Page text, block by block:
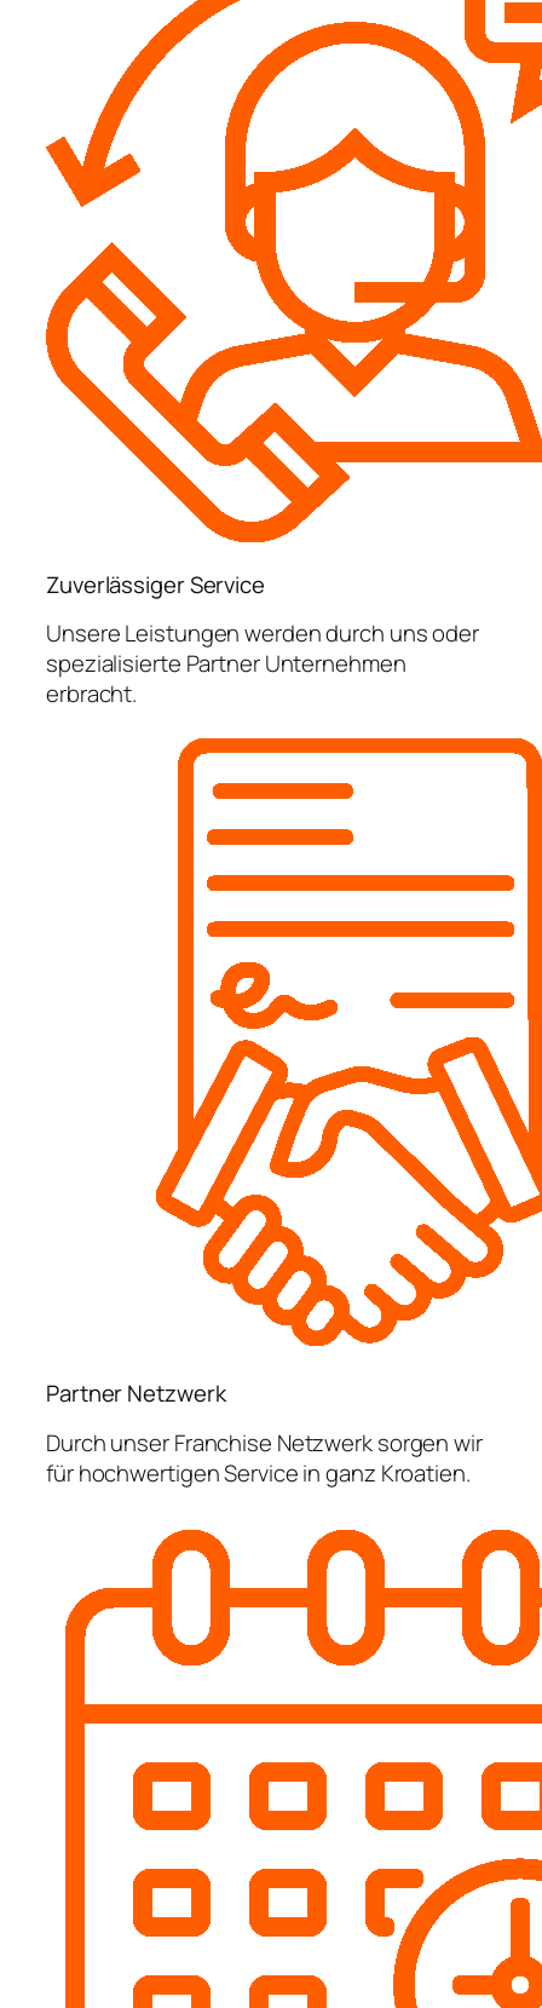
Zuverlässiger Service
Unsere Leistungen werden durch uns oder
spezialisierte Partner Unternehmen
erbracht.
Partner Netzwerk
Durch unser Franchise Netzwerk sorgen wir
für hochwertigen Service in ganz Kroatien.